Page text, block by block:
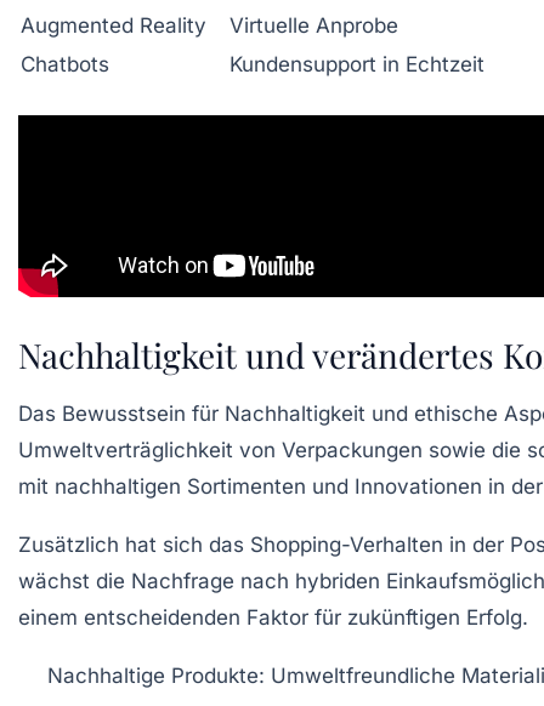
Augmented Reality
Virtuelle Anprobe
Chatbots
Kundensupport in Echtzeit
Nachhaltigkeit und verändertes
Das Bewusstsein für Nachhaltigkeit und ethische
Umweltverträglichkeit von Verpackungen sowie die
mit nachhaltigen Sortimenten und Innovationen in
Zusätzlich hat sich das Shopping-Verhalten in der
wächst die Nachfrage nach hybriden
einem entscheidenden Faktor für zukünftigen Erfolg.
Nachhaltige Produkte: Umweltfreundliche